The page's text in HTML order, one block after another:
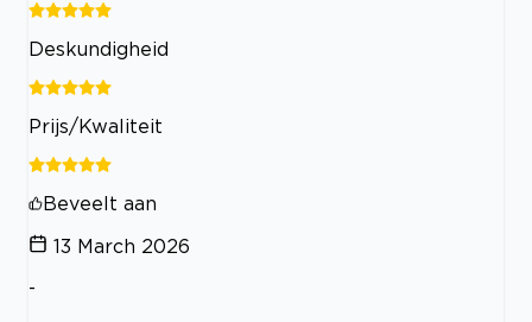
Deskundigheid
Prijs/Kwaliteit
Beveelt aan
13 March 2026
-